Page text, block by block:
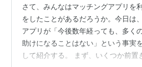
さて、みんなはマッチングアプリを
をしたことがあるだろうか。今日は
アプリが「今後数年経っても、多く
助けになることはない」という事実
して紹介する。 まず、いくつか前置